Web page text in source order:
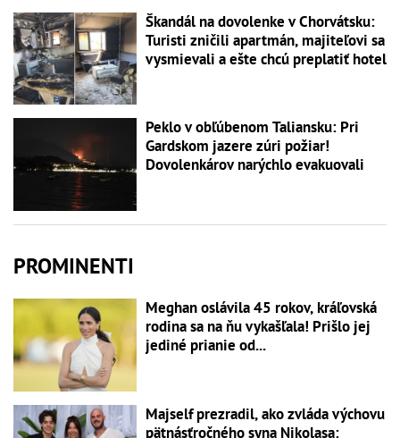
Škandál na dovolenke v Chorvátsku:
Turisti zničili apartmán, majiteľovi sa
vysmievali a ešte chcú preplatiť hotel
Peklo v obľúbenom Taliansku: Pri
Gardskom jazere zúri požiar!
Dovolenkárov narýchlo evakuovali
PROMINENTI
Meghan oslávila 45 rokov, kráľovská
rodina sa na ňu vykašľala! Prišlo jej
jediné prianie od...
Majself prezradil, ako zvláda výchovu
pätnásťročného syna Nikolasa: